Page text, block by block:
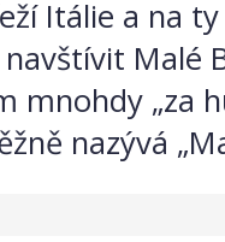
Itálie a na
Malé
mnohdy „za
nazývá